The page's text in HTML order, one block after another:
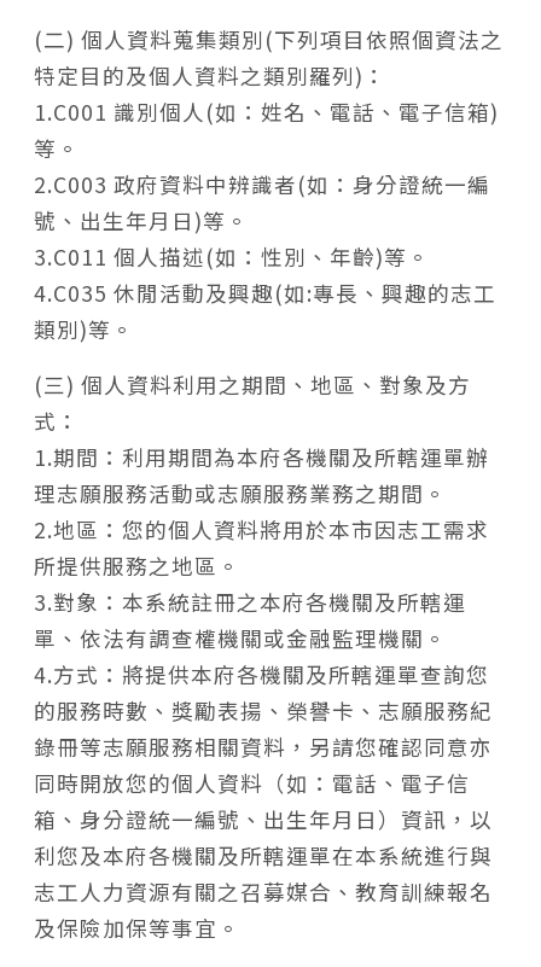
(二) 個人資料蒐集類別(下列項目依照個資法之
特定目的及個人資料之類別羅列)：
1.C001 識別個人(如：姓名、電話、電子信箱)
等。
2.C003 政府資料中辨識者(如：身分證統一編
號、出生年月日)等。
3.C011 個人描述(如：性別、年齡)等。
4.C035 休閒活動及興趣(如:專長、興趣的志工
類別)等。
(三) 個人資料利用之期間、地區、對象及方
式：
1.期間：利用期間為本府各機關及所轄運單辦
理志願服務活動或志願服務業務之期間。
2.地區：您的個人資料將用於本市因志工需求
所提供服務之地區。
3.對象：本系統註冊之本府各機關及所轄運
單、依法有調查權機關或金融監理機關。
4.方式：將提供本府各機關及所轄運單查詢您
的服務時數、獎勵表揚、榮譽卡、志願服務紀
錄冊等志願服務相關資料，另請您確認同意亦
同時開放您的個人資料（如：電話、電子信
箱、身分證統一編號、出生年月日）資訊，以
利您及本府各機關及所轄運單在本系統進行與
志工人力資源有關之召募媒合、教育訓練報名
及保險加保等事宜。